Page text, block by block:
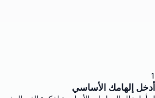
1
أدخل إلهامك الأساسي